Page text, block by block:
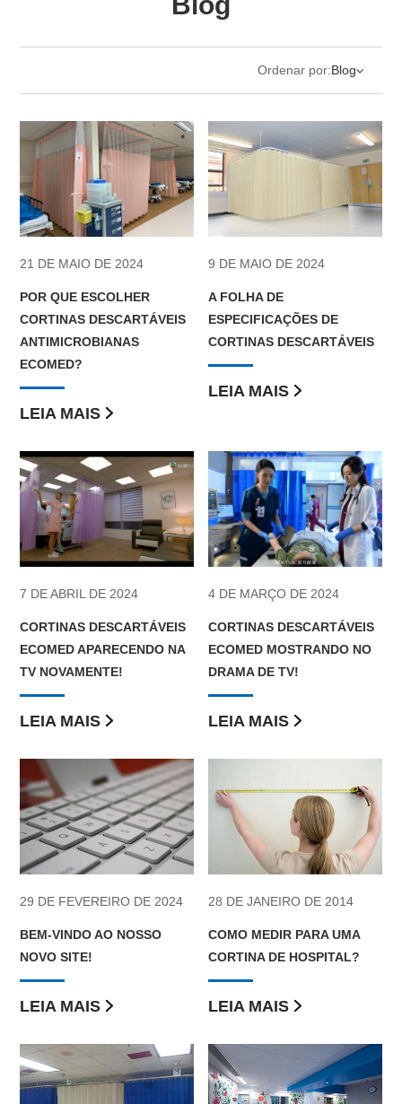
Língua:
Ordenar por:Blog
Blog
21 DE MAIO DE 2024
POR QUE ESCOLHER
CORTINAS DESCARTÁVEIS
ANTIMICROBIANAS
ECOMED?
LEIA MAIS
9 DE MAIO DE 2024
A FOLHA DE
ESPECIFICAÇÕES DE
CORTINAS DESCARTÁVEIS
LEIA MAIS
7 DE ABRIL DE 2024
CORTINAS DESCARTÁVEIS
ECOMED APARECENDO NA
TV NOVAMENTE!
LEIA MAIS
4 DE MARÇO DE 2024
CORTINAS DESCARTÁVEIS
ECOMED MOSTRANDO NO
DRAMA DE TV!
LEIA MAIS
29 DE FEVEREIRO DE 2024
BEM-VINDO AO NOSSO
NOVO SITE!
LEIA MAIS
28 DE JANEIRO DE 2014
COMO MEDIR PARA UMA
CORTINA DE HOSPITAL?
LEIA MAIS